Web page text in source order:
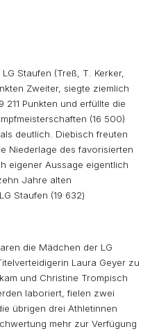
Staufen (Treß, T. Kerker,
Zweiter, siegte ziemlich
211 Punkten und erfüllte die
(16 500)
deutlich. Diebisch freuten
Niederlage des favorisierten
eigener Aussage eigentlich
Jahre alten
Staufen (19 632)
die Mädchen der LG
Laura Geyer zu
und Christine Trompisch
laboriert, fielen zwei
übrigen drei Athletinnen
mehr zur Verfügung